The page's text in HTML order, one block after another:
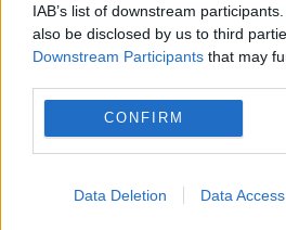
IAB’s list of downstream
also be disclosed by us to third
Downstream Participants that may
CONFIRM
Data Deletion Data Access
MONDEN
O nouă amânare în
implicată Oana Zăvoranu.